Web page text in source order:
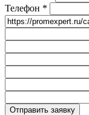
Телефон *
Отправить заявку